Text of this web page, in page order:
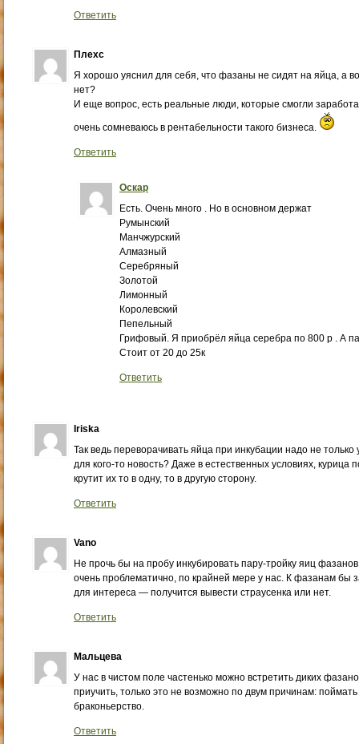
Ответить
Плехс
Я хорошо уяснил для себя, что фазаны не сидят на яйца, а
нет?
И еще вопрос, есть реальные люди, которые смогли
очень сомневаюсь в рентабельности такого бизнеса.
Ответить
Оскар
Есть. Очень много . Но в основном держат
Румынский
Манчжурский
Алмазный
Серебряный
Золотой
Лимонный
Королевский
Пепельный
Грифовый. Я приобрёл яйца серебра по 800 р . А
Стоит от 20 до 25к
Ответить
Iriska
Так ведь переворачивать яйца при инкубации надо не
для кого-то новость? Даже в естественных условиях, курица
крутит их то в одну, то в другую сторону.
Ответить
Vano
Не прочь бы на пробу инкубировать пару-тройку яиц
очень проблематично, по крайней мере у нас. К фазанам бы
для интереса — получится вывести страусенка или нет.
Ответить
Мальцева
У нас в чистом поле частенько можно встретить диких
приучить, только это не возможно по двум причинам:
браконьерство.
Ответить